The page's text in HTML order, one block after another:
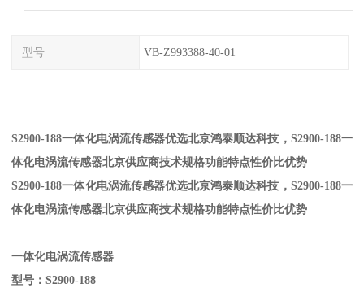
型号 VB-Z993388-40-01
S2900-188一体化电涡流传感器优选北京鸿泰顺达科技，S2900-188一
体化电涡流传感器北京供应商技术规格功能特点性价比优势
S2900-188一体化电涡流传感器优选北京鸿泰顺达科技，S2900-188一
体化电涡流传感器北京供应商技术规格功能特点性价比优势
一体化电涡流传感器
型号：S2900-188